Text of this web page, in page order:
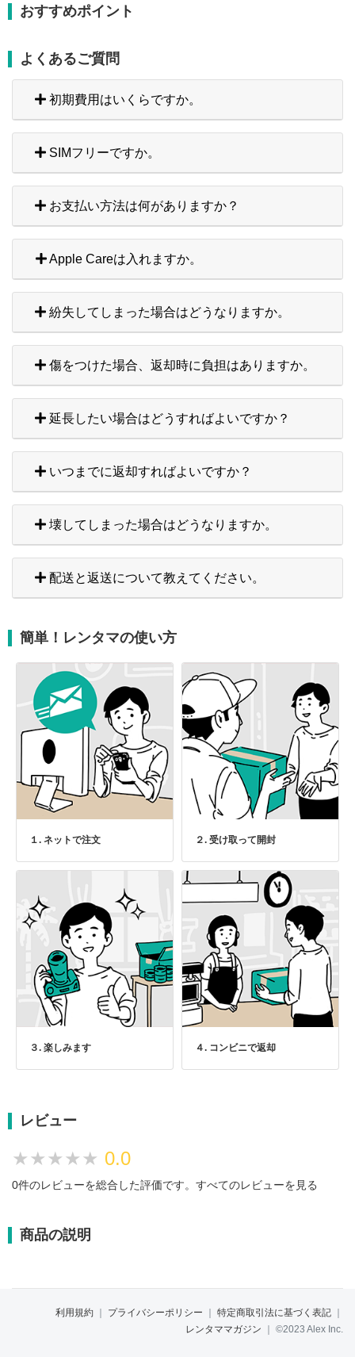
おすすめポイント
よくあるご質問
初期費用はいくらですか。
SIMフリーですか。
お支払い方法は何がありますか？
Apple Careは入れますか。
紛失してしまった場合はどうなりますか。
傷をつけた場合、返却時に負担はありますか。
延長したい場合はどうすればよいですか？
いつまでに返却すればよいですか？
壊してしまった場合はどうなりますか。
配送と返送について教えてください。
簡単！レンタマの使い方
１. ネットで注文 ２. 受け取って開封
３. 楽しみます ４. コンビニで返却
レビュー
★★★★★
★★★★★ 0.0
0件のレビューを総合した評価です。 すべてのレビューを見る
商品の説明
利用規約 プライバシーポリシー 特定商取引法に基づく表記
レンタママガジン
©2023 Alex Inc.